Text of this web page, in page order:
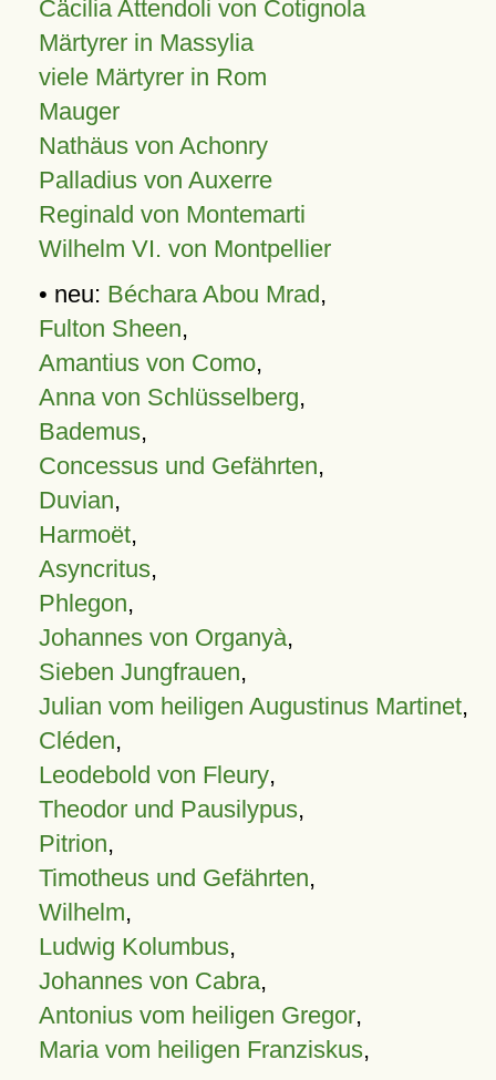
Cäcilia Attendoli von Cotignola
Märtyrer in Massylia
viele Märtyrer in Rom
Mauger
Nathäus von Achonry
Palladius von Auxerre
Reginald von Montemarti
Wilhelm VI. von Montpellier
• neu: Béchara Abou Mrad,
Fulton Sheen,
Amantius von Como,
Anna von Schlüsselberg,
Bademus,
Concessus und Gefährten,
Duvian,
Harmoët,
Asyncritus,
Phlegon,
Johannes von Organyà,
Sieben Jungfrauen,
Julian vom heiligen Augustinus Martinet,
Cléden,
Leodebold von Fleury,
Theodor und Pausilypus,
Pitrion,
Timotheus und Gefährten,
Wilhelm,
Ludwig Kolumbus,
Johannes von Cabra,
Antonius vom heiligen Gregor,
Maria vom heiligen Franziskus,